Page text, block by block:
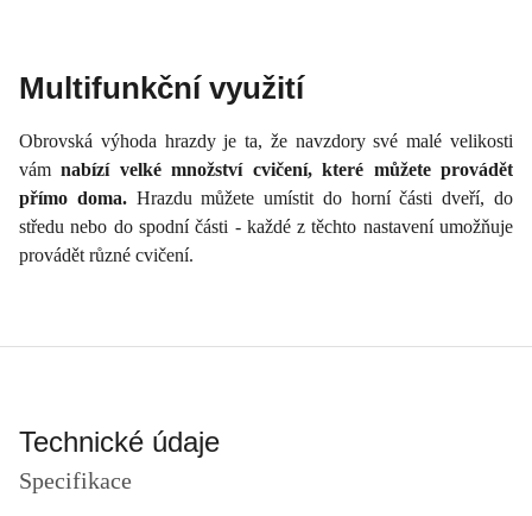
Multifunkční využití
Obrovská výhoda hrazdy je ta, že navzdory své malé velikosti
vámnabízí velké množství cvičení, které můžete provádět
přímo doma.Hrazdu můžete umístit do horní části dveří, do
středu nebo do spodní části - každé z těchto nastavení umožňuje
provádět různé cvičení.
Technické údaje
Specifikace